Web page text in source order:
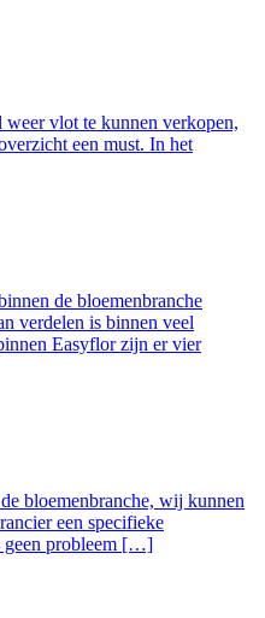
vlot te kunnen verkopen,
een must. In het
de bloemenbranche
verdelen is binnen veel
Easyflor zijn er vier
bloemenbranche, wij kunnen
een specifieke
geen probleem […]